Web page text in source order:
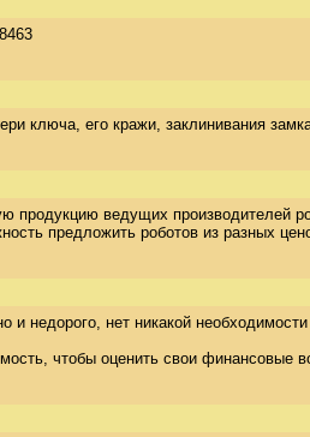
ключа, его кражи, заклинивания
продукцию ведущих
предложить роботов из разных
недорого, нет никакой
чтобы оценить свои финансовые